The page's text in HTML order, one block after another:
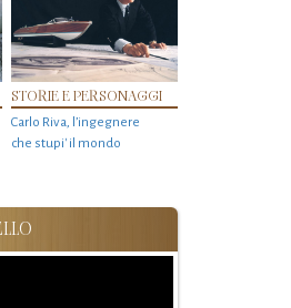
STORIE E PERSONAGGI
Carlo Riva, l’ingegnere
che stupi' il mondo